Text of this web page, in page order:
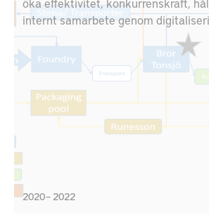
internt samarbete genom
visa värdet av en ny digital lösning.
fokuserar på två underleverantörer
kopplade till Scania och Volvo.
molnbaserad lösning som kopplar
testbäddar i industrin; Stena
Lab, Chalmers, RISE IVF lab,
testbädd i Södertälje med hjälp av
2020 – 2022